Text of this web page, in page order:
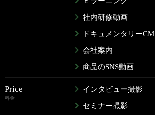
社内研修動画
ドキュメンタリーCM
会社案内
商品のSNS動画
Price
料金
インタビュー撮影
セミナー撮影